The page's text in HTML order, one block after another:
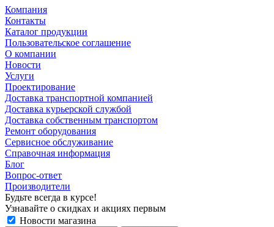
Компания
Контакты
Каталог продукции
Пользовательское соглашение
О компании
Новости
Услуги
Проектирование
Доставка транспортной компанией
Доставка курьерской службой
Доставка собственным транспортом
Ремонт оборудования
Сервисное обслуживание
Справочная информация
Блог
Вопрос-ответ
Производители
Будьте всегда в курсе!
Узнавайте о скидках и акциях первым
Новости магазина